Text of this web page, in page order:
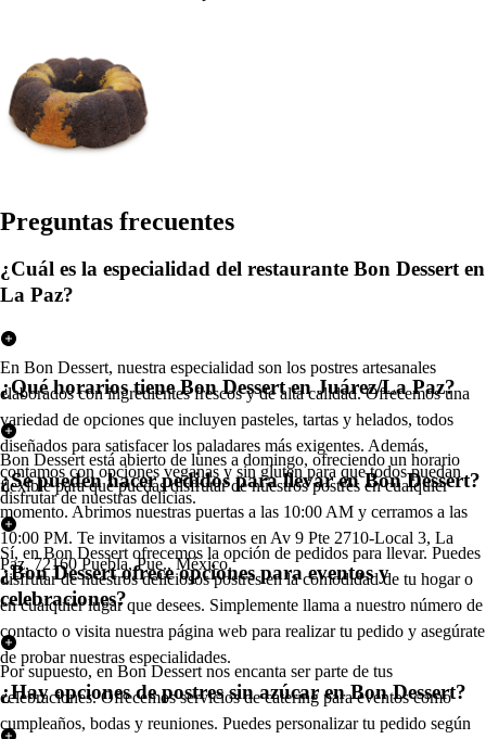
Preguntas frecuentes
¿Cuál es la especialidad del restaurante Bon Dessert en
La Paz?
En Bon Dessert, nuestra especialidad son los postres artesanales
elaborados con ingredientes frescos y de alta calidad. Ofrecemos una
variedad de opciones que incluyen pasteles, tartas y helados, todos
diseñados para satisfacer los paladares más exigentes. Además,
contamos con opciones veganas y sin gluten para que todos puedan
disfrutar de nuestras delicias.
¿Qué horarios tiene Bon Dessert en Juárez/La Paz?
Bon Dessert está abierto de lunes a domingo, ofreciendo un horario
flexible para que puedas disfrutar de nuestros postres en cualquier
momento. Abrimos nuestras puertas a las 10:00 AM y cerramos a las
10:00 PM. Te invitamos a visitarnos en Av 9 Pte 2710-Local 3, La
Paz, 72160 Puebla, Pue., México.
¿Se pueden hacer pedidos para llevar en Bon Dessert?
Sí, en Bon Dessert ofrecemos la opción de pedidos para llevar. Puedes
disfrutar de nuestros deliciosos postres en la comodidad de tu hogar o
en cualquier lugar que desees. Simplemente llama a nuestro número de
contacto o visita nuestra página web para realizar tu pedido y asegúrate
de probar nuestras especialidades.
¿Bon Dessert ofrece opciones para eventos y
celebraciones?
Por supuesto, en Bon Dessert nos encanta ser parte de tus
celebraciones. Ofrecemos servicios de catering para eventos como
cumpleaños, bodas y reuniones. Puedes personalizar tu pedido según
¿Hay opciones de postres sin azúcar en Bon Dessert?